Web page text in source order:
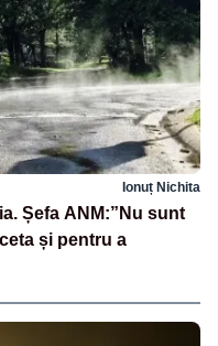
Ionuț Nichita
Șefa ANM:”Nu sunt
și pentru a